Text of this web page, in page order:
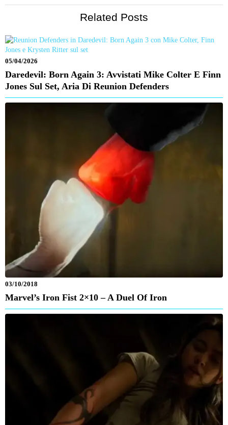
Related Posts
05/04/2026
Daredevil: Born Again 3: Avvistati Mike Colter E Finn
Jones Sul Set, Aria Di Reunion Defenders
03/10/2018
Marvel’s Iron Fist 2×10 – A Duel Of Iron